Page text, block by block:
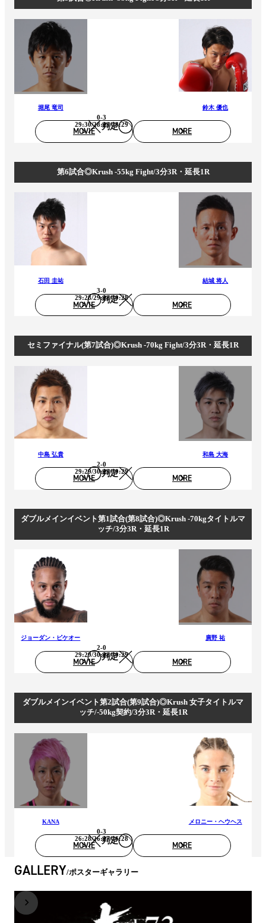
堀尾 竜司
判定
0-3
29:30/28:29/28:29
鈴木 優也
MOVIE MORE
第6試合◎Krush -55kg Fight/3分3R・延長1R
石田 圭祐
判定
3-0
29:28/29:28/30:28
結城 将人
MOVIE MORE
セミファイナル(第7試合)◎Krush -70kg Fight/3分3R・延長1R
中島 弘貴
判定
2-0
29:29/30:29/30:29
和島 大海
MOVIE MORE
ダブルメインイベント第1試合(第8試合)◎Krush -70kgタイトルマ
ッチ/3分3R・延長1R
ジョーダン・ピケオー
判定
2-0
29:29/30:28/30:29
廣野 祐
MOVIE MORE
ダブルメインイベント第2試合(第9試合)◎Krush 女子タイトルマ
ッチ/-50kg契約/3分3R・延長1R
KANA
判定
0-3
26:28/26:27/26:28
メロニー・ヘウヘス
MOVIE MORE
GALLERY ポスターギャラリー